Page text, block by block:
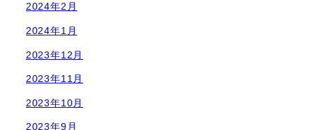
2024年2月
2024年1月
2023年12月
2023年11月
2023年10月
2023年9月